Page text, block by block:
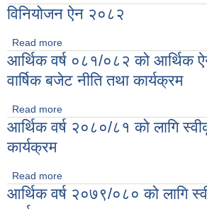
कार्यक्रम, विनियोजन विधेयक तथा
विनियोजन ऐन २०८२
Read more
आर्थिक वर्ष ०८१/०८२ को आर्थिक
वार्षिक बजेट नीति तथा कार्यक्रम
Read more
बजेट नीति तथा कार्यक्रम
आर्थिक वर्ष २०८०/८१ को लागि
कार्यक्रम
Read more
आर्थिक वर्ष २०७९/०८० को लागि